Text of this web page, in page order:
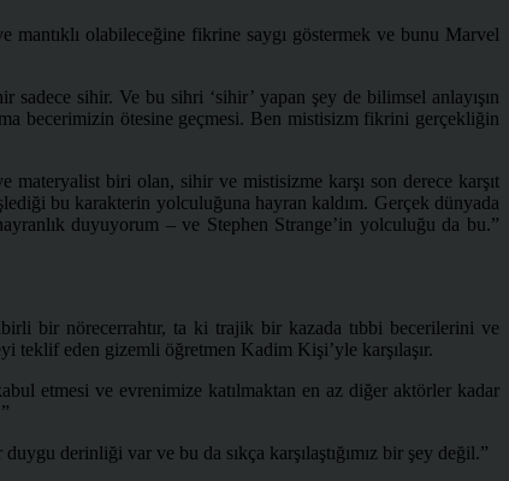
mantıklı olabileceğine fikrine saygı göstermek ve bunu Marvel
sihir. Ve bu sihri ‘sihir’ yapan şey de bilimsel anlayışın
becerimizin ötesine geçmesi. Ben mistisizm fikrini gerçekliğin
biri olan, sihir ve mistisizme karşı son derece karşıt
bu karakterin yolculuğuna hayran kaldım. Gerçek dünyada
duyuyorum – ve Stephen Strange’in yolculuğu da bu.”
bir nörecerrahtır, ta ki trajik bir kazada tıbbi becerilerini ve
teklif eden gizemli öğretmen Kadim Kişi’yle karşılaşır.
etmesi ve evrenimize katılmaktan en az diğer aktörler kadar
derinliği var ve bu da sıkça karşılaştığımız bir şey değil.”